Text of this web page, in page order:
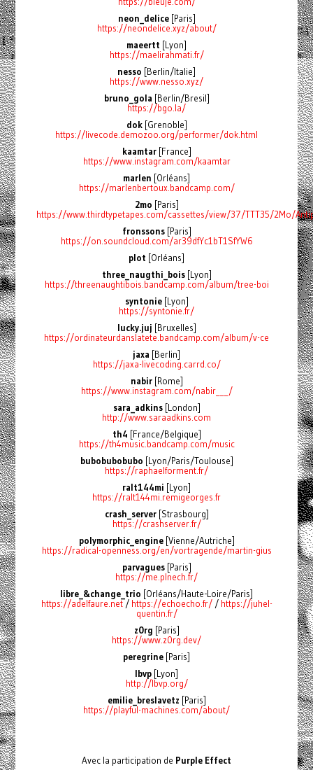
neon_delice[Paris]
https://neondelice.xyz/about/
maeertt [Lyon]
https://maelirahmati.fr/
nesso [Berlin/Italie]
https://www.nesso.xyz/
bruno_gola [Berlin/Bresil]
https://bgo.la/
dok[Grenoble]
https://livecode.demozoo.org/performer/dok.html
kaamtar[France]
https://www.instagram.com/kaamtar
marlen [Orléans]
https://marlenbertoux.bandcamp.com/
2mo [Paris]
https://www.thirdtypetapes.com/cassettes/view/37/TTT35/2Mo/
fronssons[Paris]
https://on.soundcloud.com/ar39dfYc1bT1SfYW6
plot [Orléans]
three_naugthi_bois[Lyon]
https://threenaughtibois.bandcamp.com/album/tree-boi
syntonie[Lyon]
https://syntonie.fr/
lucky.juj [Bruxelles]
https://ordinateurdanslatete.bandcamp.com/album/v-ce
jaxa [Berlin]
https://jaxa-livecoding.carrd.co/
nabir[Rome]
https://www.instagram.com/nabir___/
sara_adkins[London]
http://www.saraadkins.com
th4 [France/Belgique]
https://th4music.bandcamp.com/music
bubobubobubo [Lyon/Paris/Toulouse]
https://raphaelforment.fr/
ralt144mi [Lyon]
https://ralt144mi.remigeorges.fr
crash_server[Strasbourg]
https://crashserver.fr/
polymorphic_engine[Vienne/Autriche]
https://radical-openness.org/en/vortragende/martin-gius
parvagues[Paris]
https://me.plnech.fr/
libre_&change_trio [Orléans/Haute-Loire/Paris]
https://adelfaure.net/ https://echoecho.fr// https://juhel-
quentin.fr/
z0rg [Paris]
https://www.z0rg.dev/
peregrine [Paris]
lbvp [Lyon]
http://lbvp.org/
emilie_breslavetz [Paris]
https://playful-machines.com/about/
Avec la participation de Purple Effect